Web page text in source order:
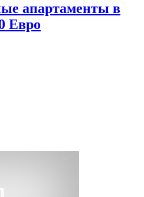
апартаменты в
Евро